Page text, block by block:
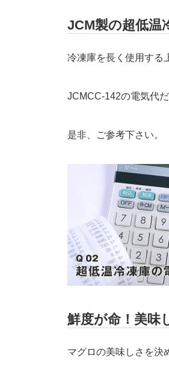
JCM製の超低温
冷凍庫を長く使用する
JCMCC-142の電気代
是非、ご参考下さい。
鮮度が命！美味
マグロの美味しさを決